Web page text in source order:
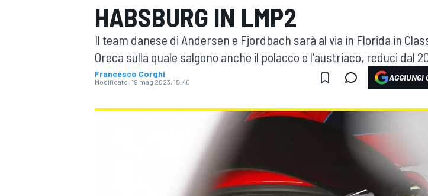
MOTOGP WEC
HABSBURG IN LMP2
Il team danese di Andersen e Fjordbach sarà al via in Florida in
Oreca sulla quale salgono anche il polacco e l'austriaco, reduci dal
Francesco Corghi
Modificato: 19 mag 2023, 15:40 AGGIUNGI